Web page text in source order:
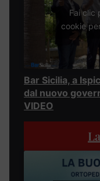
Fai clic
cookie
Bar Sicilia, a
dal nuovo
VIDEO